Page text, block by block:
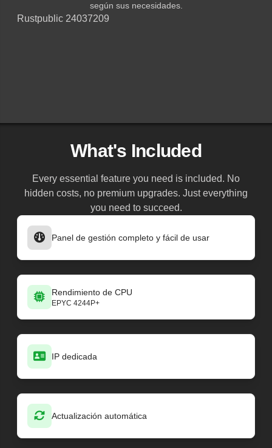
según sus necesidades.
Rustpublic 24037209
What's Included
Every essential feature you need is included. No
hidden costs, no premium upgrades. Just everything
you need to succeed.
Panel de gestión completo y fácil de usar
Rendimiento de CPU
EPYC 4244P+
IP dedicada
Actualización automática